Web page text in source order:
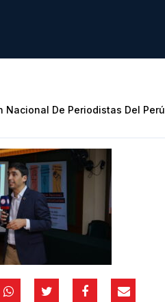
Nacional De Periodistas Del Perú